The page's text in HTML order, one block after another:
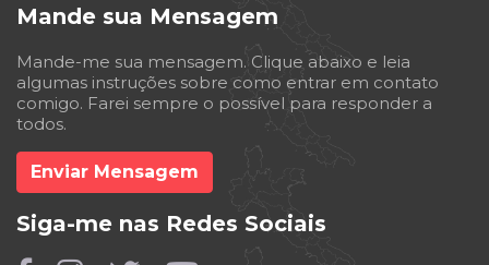
Mande sua Mensagem
Mande-me sua mensagem. Clique abaixo e leia
algumas instruções sobre como entrar em contato
comigo. Farei sempre o possível para responder a
todos.
Enviar Mensagem
Siga-me nas Redes Sociais